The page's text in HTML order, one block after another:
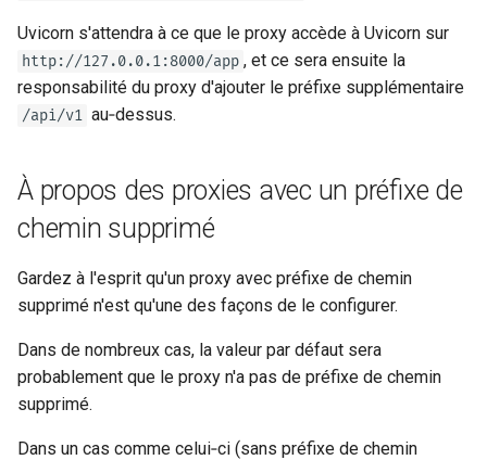
Uvicorn s'attendra à ce que le proxy accède à Uvicorn sur
http://127.0.0.1:8000/app , et ce sera ensuite la
responsabilité du proxy d'ajouter le préfixe supplémentaire
/api/v1 au‑dessus.
À propos des proxies avec un préfixe de
chemin supprimé
Gardez à l'esprit qu'un proxy avec préfixe de chemin
supprimé n'est qu'une des façons de le configurer.
Dans de nombreux cas, la valeur par défaut sera
probablement que le proxy n'a pas de préfixe de chemin
supprimé.
Dans un cas comme celui‑ci (sans préfixe de chemin